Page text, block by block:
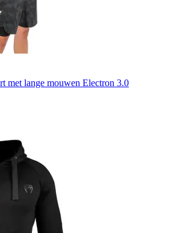
met lange mouwen Electron 3.0